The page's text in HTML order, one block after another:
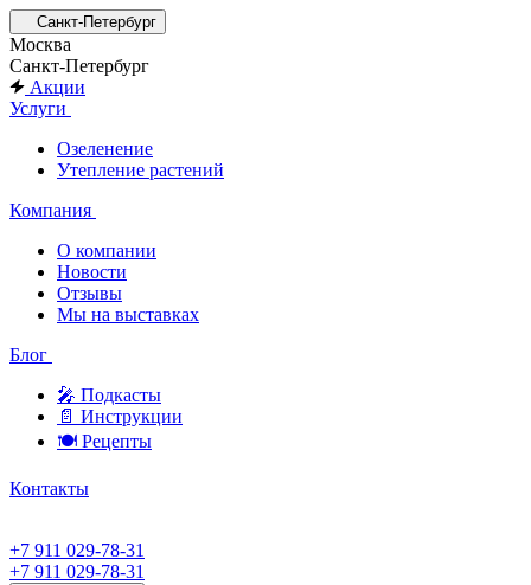
Санкт-Петербург
Москва
Санкт-Петербург
Акции
Услуги
Озеленение
Утепление растений
Компания
О компании
Новости
Отзывы
Мы на выставках
Блог
🎤︎︎ Подкасты
📄 Инструкции
🍽 Рецепты
Контакты
+7 911 029-78-31
+7 911 029-78-31